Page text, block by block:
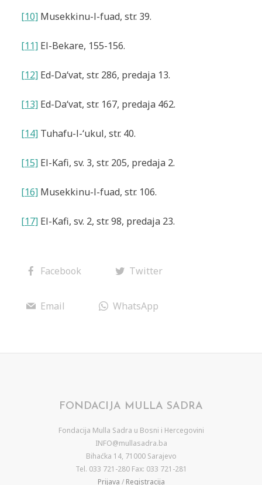
[10]Musekkinu-l-fuad, str. 39.
[11]El-Bekare, 155-156.
[12]Ed-Da‘vat, str. 286, predaja 13.
[13]Ed-Da‘vat, str. 167, predaja 462.
[14]Tuhafu-l-‘ukul, str. 40.
[15]El-Kafi, sv. 3, str. 205, predaja 2.
[16]Musekkinu-l-fuad, str. 106.
[17]El-Kafi, sv. 2, str. 98, predaja 23.
Facebook Twitter
Email WhatsApp
FONDACIJA MULLA SADRA
Fondacija Mulla Sadra u Bosni i Hercegovini
INFO@mullasadra.ba
Bihaćka 14, 71000 Sarajevo
Tel. 033 721-280 Fax: 033 721-281
Prijava / Registracija